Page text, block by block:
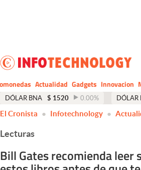
Dólar
Economía y Política
Finanzas y Mercados
Mercados Online
Negocios
Actualidad Gadgets Innovacion
DÓLAR BNA $ 1520 0.00% DÓLAR
El Cronista Infotechnology
Lecturas
Bill Gates recomienda leer